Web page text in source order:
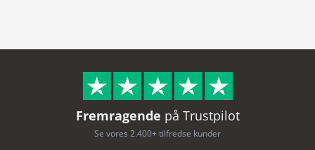
Fremragende på Trustpilot
Se vores 2.400+ tilfredse kunder